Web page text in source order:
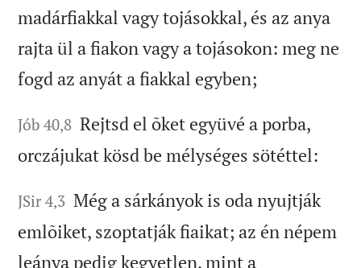
madárfiakkal vagy tojásokkal, és az anya
rajta ül a fiakon vagy a tojásokon: meg ne
fogd az anyát a fiakkal egyben;
Jób 40,8 Rejtsd el õket együvé a porba,
orczájukat kösd be mélységes sötéttel:
JSir 4,3 Még a sárkányok is oda nyujtják
emlõiket, szoptatják fiaikat; az én népem
leánya pedig kegyetlen, mint a